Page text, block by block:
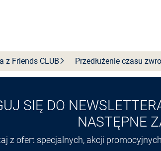
z FriendsCLUB Przedłużenie czasu
SIĘ DO
NASTĘPNE
z ofert specjalnych, akcji